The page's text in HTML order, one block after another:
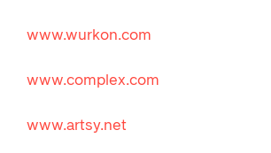
www.wurkon.com
www.complex.com
www.artsy.net